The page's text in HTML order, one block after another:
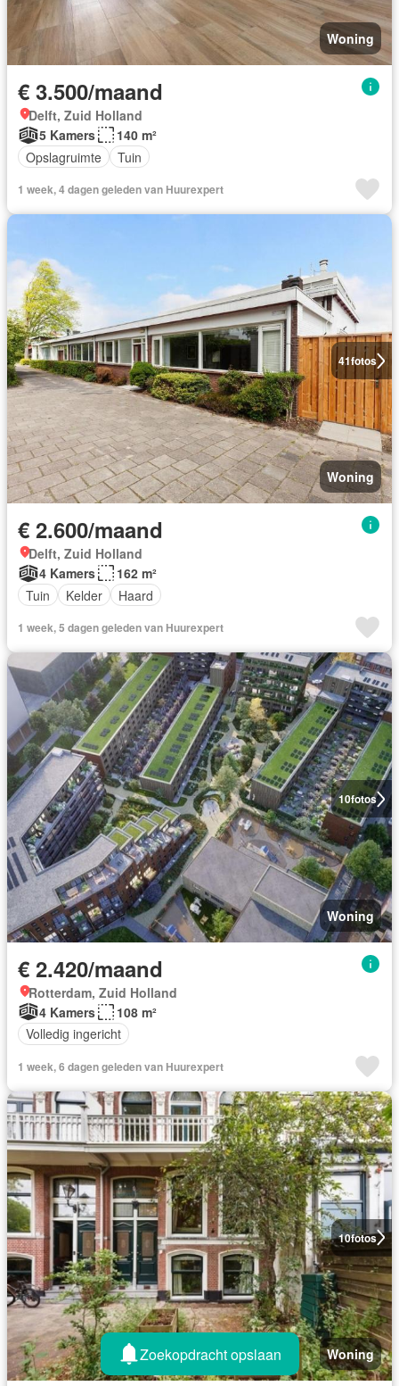
Woning
€ 3.500/maand
Delft, Zuid Holland
5 Kamers
140 m²
Opslagruimte
Tuin
1 week, 4 dagen geleden van Huurexpert
41fotos
Woning
€ 2.600/maand
Delft, Zuid Holland
4 Kamers
162 m²
Tuin
Kelder Haard
1 week, 5 dagen geleden van Huurexpert
10fotos
Woning
€ 2.420/maand
Rotterdam, Zuid Holland
4 Kamers
108 m²
Volledig ingericht
1 week, 6 dagen geleden van Huurexpert
10fotos
Woning
Zoekopdracht opslaan